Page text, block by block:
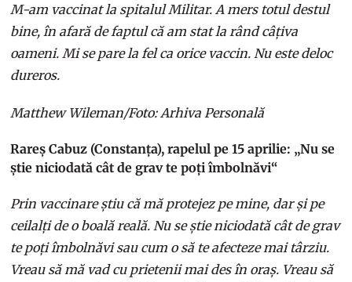
M-am vaccinat la spitalul Militar. A mers totul destul
bine, în afară de faptul că am stat la rând câțiva
oameni. Mi se pare la fel ca orice vaccin. Nu este deloc
dureros.
Matthew Wileman/Foto: Arhiva Personală
Rareș Cabuz (Constanța), rapelul pe 15 aprilie: „Nu se
știe niciodată cât de grav te poți îmbolnăvi“
Prin vaccinare știu că mă protejez pe mine, dar și pe
ceilalți de o boală reală. Nu se știe niciodată cât de grav
te poți îmbolnăvi sau cum o să te afecteze mai târziu.
Vreau să mă vad cu prietenii mai des în oraș. Vreau să